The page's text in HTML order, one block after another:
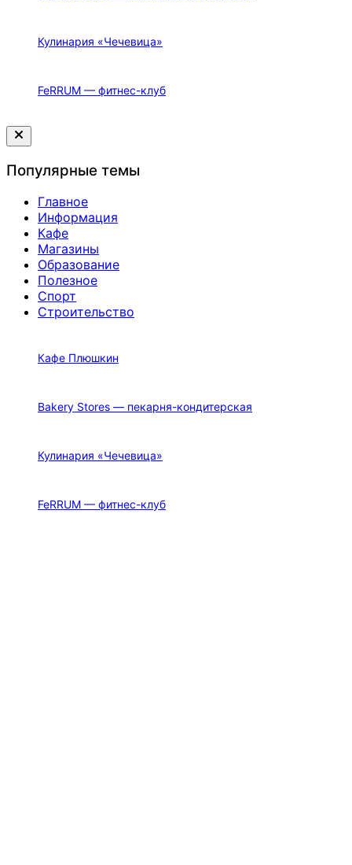
Кулинария «Чечевица»
FeRRUM — фитнес-клуб
Закрыть
меню
Популярные темы
Главное
Информация
Кафе
Магазины
Образование
Полезное
Спорт
Строительство
Кафе Плюшкин
Bakery Stores — пекарня-кондитерская
Кулинария «Чечевица»
FeRRUM — фитнес-клуб